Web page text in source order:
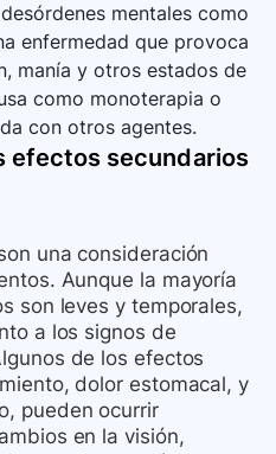
mentales como
enfermedad que provoca
manía y otros estados de
como monoterapia o
con otros agentes.
efectos secundarios
una consideración
Aunque la mayoría
son leves y temporales,
a los signos de
de los efectos
dolor estomacal, y
pueden ocurrir
en la visión,